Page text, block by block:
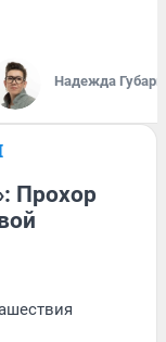
Надежда Губарь
Прохор